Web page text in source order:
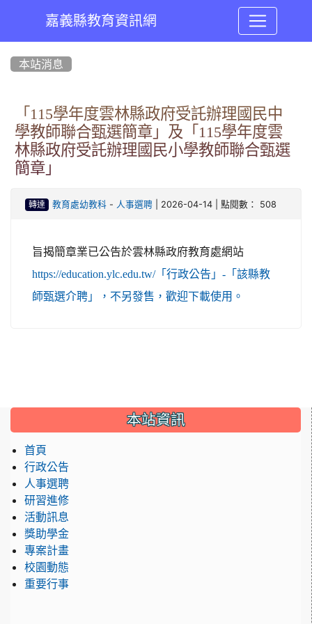
嘉義縣教育資訊網
本站消息
「115學年度雲林縣政府受託辦理國民中
學教師聯合甄選簡章」及「115學年度雲
林縣政府受託辦理國民小學教師聯合甄選
簡章」
轉達 教育處幼教科- 人事選聘| 2026-04-14 | 點閱數： 508
旨揭簡章業已公告於雲林縣政府教育處網站
https://education.ylc.edu.tw/「行政公告」-「該縣教
師甄選介聘」，不另發售，歡迎下載使用。
::: 本站資訊
首頁
行政公告
人事選聘
研習進修
活動訊息
獎助學金
專案計畫
校園動態
重要行事